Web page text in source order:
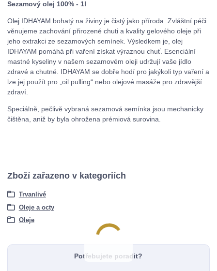
Sezamový olej 100% - 1l
Olej IDHAYAM bohatý na živiny je čistý jako příroda. Zvláštní péči
věnujeme zachování přirozené chuti a kvality gelového oleje při
jeho extrakci ze sezamových semínek. Výsledkem je, olej
IDHAYAM pomáhá při vaření získat výraznou chuť. Esenciální
mastné kyseliny v našem sezamovém oleji udržují vaše jídlo
zdravé a chutné. IDHAYAM se dobře hodí pro jakýkoli typ vaření a
lze jej použít pro „oil pulling“ nebo olejové masáže pro zdravější
zdraví.
Speciálně, pečlivě vybraná sezamová semínka jsou mechanicky
čištěna, aniž by byla ohrožena prémiová surovina.
Zboží zařazeno v kategoriích
Trvanlivé
Oleje a octy
Oleje
Potřebujete poradit?